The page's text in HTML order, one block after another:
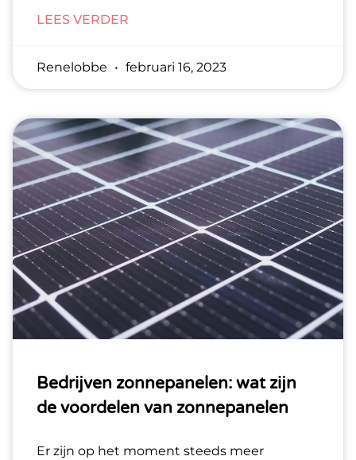
LEES VERDER
Renelobbe februari 16, 2023
Bedrijven zonnepanelen: wat zijn
de voordelen van zonnepanelen
Er zijn op het moment steeds meer